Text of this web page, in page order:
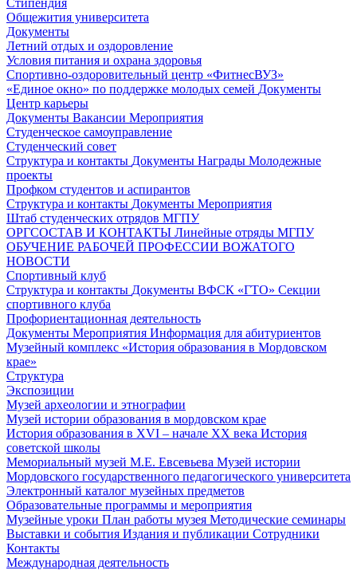
Общежития университета
Документы
Летний отдых и оздоровление
Условия питания и охрана здоровья
Спортивно-оздоровительный центр «ФитнесВУЗ»
«Единое окно» по поддержке молодых семей Документы
Центр карьеры
Документы Вакансии Мероприятия
Студенческое самоуправление
Студенческий совет
Структура и контакты Документы Награды Молодежные
проекты
Профком студентов и аспирантов
Структура и контакты Документы Мероприятия
Штаб студенческих отрядов МГПУ
ОРГСОСТАВ И КОНТАКТЫ Линейные отряды МГПУ
ОБУЧЕНИЕ РАБОЧЕЙ ПРОФЕССИИ ВОЖАТОГО
НОВОСТИ
Спортивный клуб
Структура и контакты Документы ВФСК «ГТО» Секции
спортивного клуба
Профориентационная деятельность
Документы Мероприятия Информация для абитуриентов
Музейный комплекс «История образования в Мордовском
крае»
Структура
Экспозиции
Музей археологии и этнографии
Музей истории образования в мордовском крае
История образования в XVI – начале XX века История
советской школы
Мемориальный музей М.Е. Евсевьева Музей истории
Мордовского государственного педагогического университета
Электронный каталог музейных предметов
Образовательные программы и мероприятия
Музейные уроки План работы музея Методические семинары
Выставки и события Издания и публикации Сотрудники
Контакты
Международная деятельность